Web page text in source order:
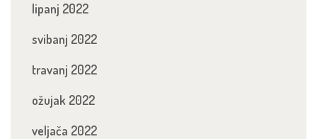
lipanj 2022
svibanj 2022
travanj 2022
ožujak 2022
veljača 2022